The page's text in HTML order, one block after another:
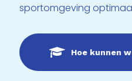
sportomgeving
Hoe kunnen